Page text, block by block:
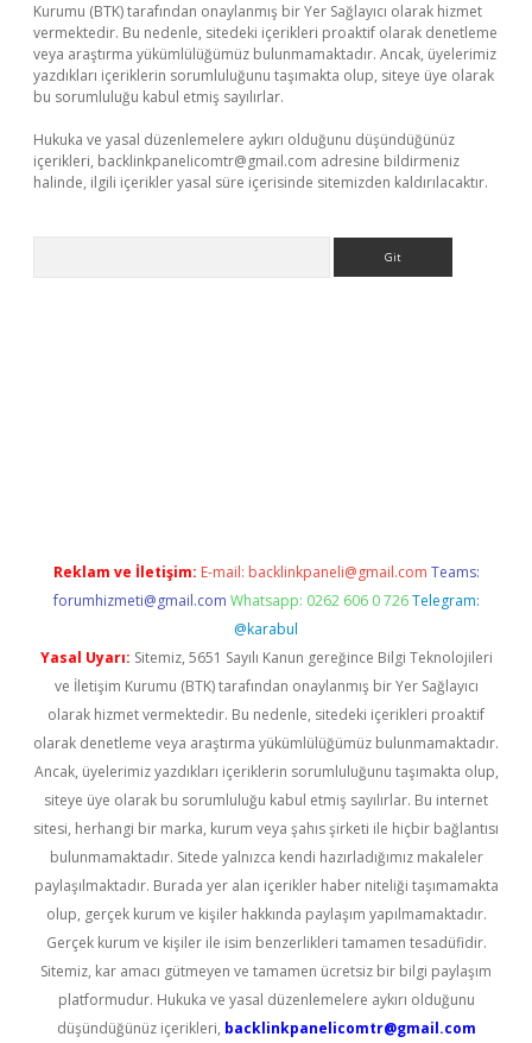
Kurumu (BTK) tarafından onaylanmış bir Yer Sağlayıcı olarak hizmet
vermektedir. Bu nedenle, sitedeki içerikleri proaktif olarak denetleme
veya araştırma yükümlülüğümüz bulunmamaktadır. Ancak, üyelerimiz
yazdıkları içeriklerin sorumluluğunu taşımakta olup, siteye üye olarak
bu sorumluluğu kabul etmiş sayılırlar.
Hukuka ve yasal düzenlemelere aykırı olduğunu düşündüğünüz
içerikleri, backlinkpanelicomtr@gmail.com adresine bildirmeniz
halinde, ilgili içerikler yasal süre içerisinde sitemizden kaldırılacaktır.
Reklam ve İletişim: E-mail: backlinkpaneli@gmail.com Teams:
forumhizmeti@gmail.com Whatsapp: 0262 606 0 726 Telegram:
@karabul
Yasal Uyarı: Sitemiz, 5651 Sayılı Kanun gereğince Bilgi Teknolojileri
ve İletişim Kurumu (BTK) tarafından onaylanmış bir Yer Sağlayıcı
olarak hizmet vermektedir. Bu nedenle, sitedeki içerikleri proaktif
olarak denetleme veya araştırma yükümlülüğümüz bulunmamaktadır.
Ancak, üyelerimiz yazdıkları içeriklerin sorumluluğunu taşımakta olup,
siteye üye olarak bu sorumluluğu kabul etmiş sayılırlar. Bu internet
sitesi, herhangi bir marka, kurum veya şahıs şirketi ile hiçbir bağlantısı
bulunmamaktadır. Sitede yalnızca kendi hazırladığımız makaleler
paylaşılmaktadır. Burada yer alan içerikler haber niteliği taşımamakta
olup, gerçek kurum ve kişiler hakkında paylaşım yapılmamaktadır.
Gerçek kurum ve kişiler ile isim benzerlikleri tamamen tesadüfidir.
Sitemiz, kar amacı gütmeyen ve tamamen ücretsiz bir bilgi paylaşım
platformudur. Hukuka ve yasal düzenlemelere aykırı olduğunu
düşündüğünüz içerikleri, backlinkpanelicomtr@gmail.com